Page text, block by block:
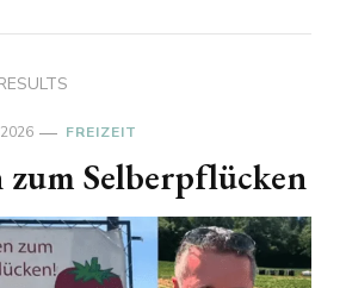
FREIZEIT
zum Selberpflücken